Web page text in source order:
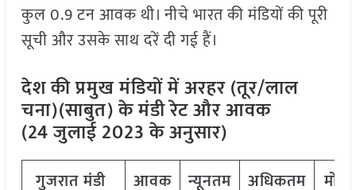
कुल 0.9 टन आवक थी। नीचे भारत की मंडियों की पूरी
सूची और उसके साथ दरें दी गई हैं।
देश की प्रमुख मंडियों में अरहर (तूर/लाल
चना)(साबुत) के मंडी रेट और आवक
(24 जुलाई 2023 के अनुसार)
गुजरातमंडी
आवक
न्यूनतम
अधिकतम